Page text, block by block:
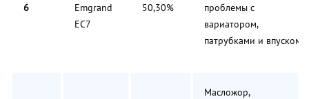
6
Emgrand
EC7
50,30%
проблемы с
вариатором,
патрубками и впуском
Масложор,